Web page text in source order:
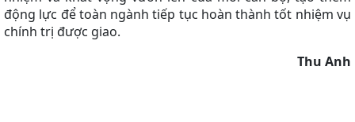
động lực để toàn ngành tiếp tục hoàn thành tốt nhiệm vụ
chính trị được giao.
Thu Anh